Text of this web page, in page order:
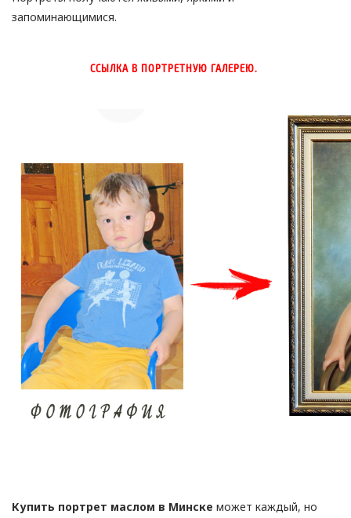
запоминающимися.
ССЫЛКА В ПОРТРЕТНУЮ ГАЛЕРЕЮ.
Купить портрет маслом в Минске может каждый, но